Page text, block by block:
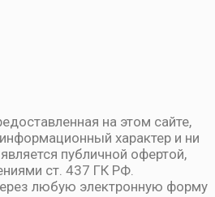
на этом сайте,
характер и ни
публичной офертой,
ст. 437 ГК РФ.
любую электронную форму